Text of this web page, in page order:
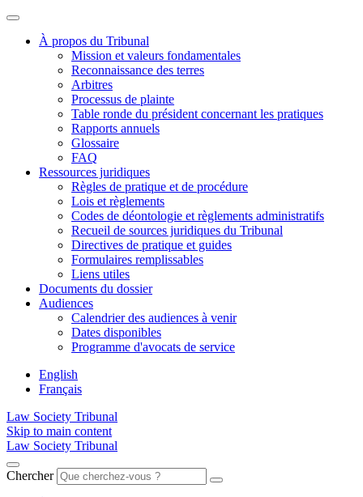
À propos du Tribunal
Mission et valeurs fondamentales
Reconnaissance des terres
Arbitres
Processus de plainte
Table ronde du président concernant les pratiques
Rapports annuels
Glossaire
FAQ
Ressources juridiques
Règles de pratique et de procédure
Lois et règlements
Codes de déontologie et règlements administratifs
Recueil de sources juridiques du Tribunal
Directives de pratique et guides
Formulaires remplissables
Liens utiles
Documents du dossier
Audiences
Calendrier des audiences à venir
Dates disponibles
Programme d'avocats de service
English
Français
Law Society Tribunal
Skip to main content
Law Society Tribunal
Chercher